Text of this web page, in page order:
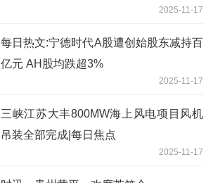
2025-11-17
每日热文:宁德时代A股遭创始股东减持百
亿元 AH股均跌超3%
2025-11-17
三峡江苏大丰800MW海上风电项目风机
吊装全部完成|每日焦点
2025-11-17